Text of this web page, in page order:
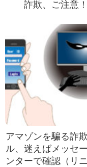
詐欺、ご注意！
アマゾンを騙る詐
ル、迷えばメッセ
ンターで確認（リ